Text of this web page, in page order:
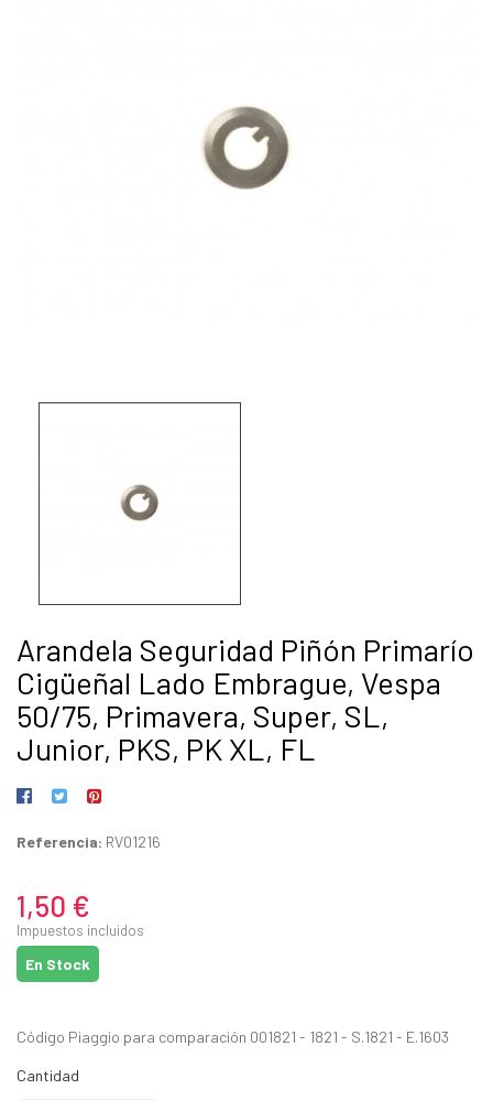
Arandela Seguridad Piñón Primarío
Cigüeñal Lado Embrague, Vespa
50/75, Primavera, Super, SL,
Junior, PKS, PK XL, FL
Referencia: RV01216
1,50 €
Impuestos incluidos
En Stock
Código Piaggio para comparación 001821 - 1821 - S.1821 - E.1603
Cantidad